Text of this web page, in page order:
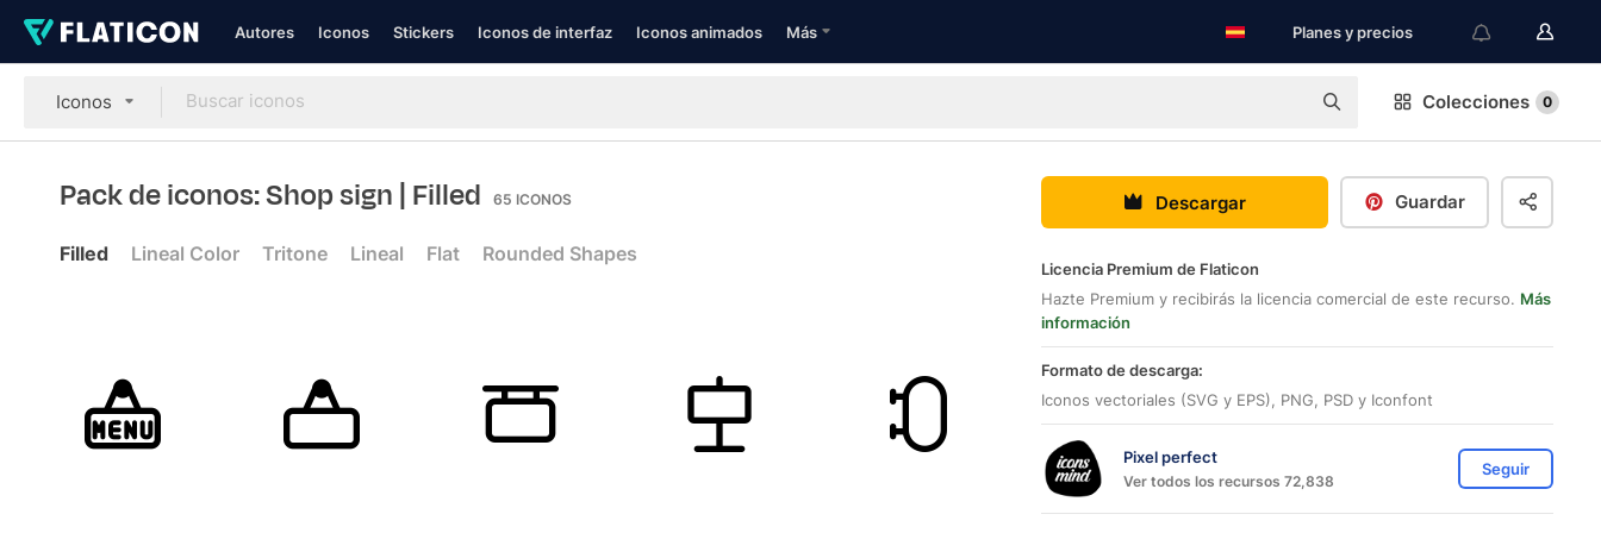
Autores Iconos Stickers Iconos de interfaz Iconos animados Más Planes y precios
Iconos Colecciones 0
Pack de iconos: Shop sign | Filled 65 ICONOS
Filled Lineal Color Tritone Lineal Flat Rounded Shapes
Descargar Guardar
Licencia Premium de Flaticon
Hazte Premium y recibirás la licencia comercial de este recurso. Más
información
Formato de descarga:
Iconos vectoriales (SVG y EPS), PNG, PSD y Iconfont
Pixel perfect
Ver todos los recursos 72,838
Seguir